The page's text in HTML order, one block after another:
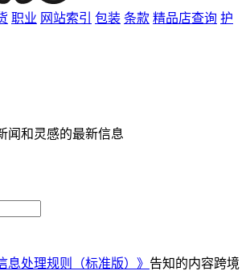
职业 网站索引 包装 条款 精品店查询 护
闻和灵感的最新信息
息处理规则（标准版）》 告知的内容跨境